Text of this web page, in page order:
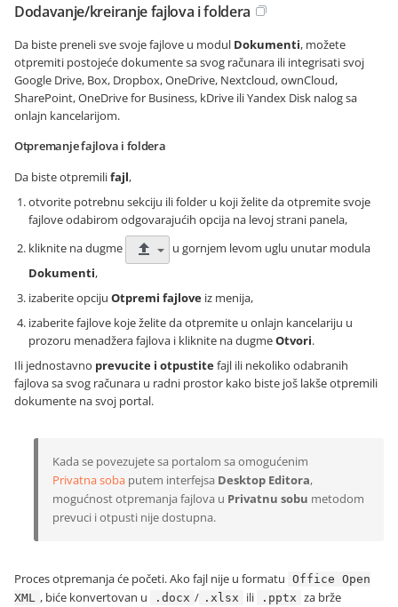
Dodavanje/kreiranje fajlova i foldera
Da biste preneli sve svoje fajlove u modul Dokumenti, možete
otpremiti postojeće dokumente sa svog računara ili integrisati svoj
Google Drive, Box, Dropbox, OneDrive, Nextcloud, ownCloud,
SharePoint, OneDrive for Business, kDrive ili Yandex Disk nalog sa
onlajn kancelarijom.
Otpremanje fajlova i foldera
Da biste otpremilifajl,
otvorite potrebnu sekciju ili folder u koji želite da otpremite svoje
fajlove odabirom odgovarajućih opcija na levoj strani panela,
kliknite na dugme
u gornjem levom uglu unutar modula
Dokumenti,
izaberite opciju Otpremi fajlove iz menija,
izaberite fajlove koje želite da otpremite u onlajn kancelariju u
prozoru menadžera fajlova i kliknite na dugmeOtvori.
Ili jednostavno prevucite i otpustitefajl ili nekoliko odabranih
fajlova sa svog računara u radni prostor kako biste još lakše otpremili
dokumente na svoj portal.
Kada se povezujete sa portalom sa omogućenim
Privatna soba putem interfejsa Desktop Editora,
mogućnost otpremanja fajlova u Privatnu sobu metodom
prevuci i otpusti nije dostupna.
Proces otpremanja će početi. Ako fajl nije u formatu Office Open
XML , biće konvertovan u .docx / .xlsx ili .pptx za brže